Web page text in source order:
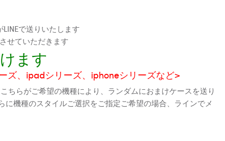
で送りいたします
せていただきます
ます
ズ、ipadシリーズ、iphoneシリーズなど>
ちらがご希望の機種により、ランダムにおまけケースを送り
機種のスタイルご選択をご指定ご希望の場合、ラインでメ